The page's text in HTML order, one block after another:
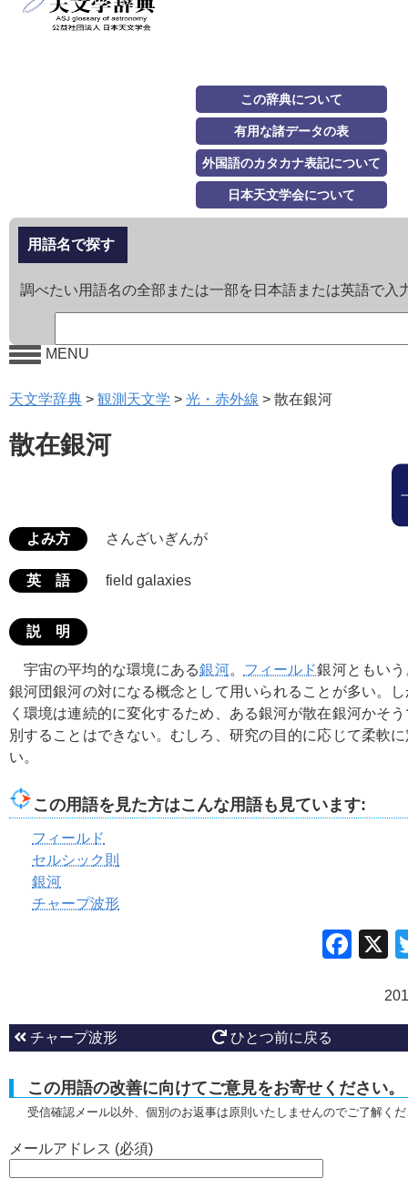
この辞典について
有用な諸データの表
外国語のカタカナ表記について
日本天文学会について
用語名で探す
調べたい用語名の全部または一部を日本語または英語で入
MENU
天文学辞典 > 観測天文学 > 光・赤外線 > 散在銀河
散在銀河
よみ方 さんざいぎんが
英 語 field galaxies
説 明
宇宙の平均的な環境にある銀河。 フィールド銀河ともい
銀河団銀河の対になる概念として用いられることが多い。
く環境は連続的に変化するため、ある銀河が散在銀河かそ
別することはできない。むしろ、研究の目的に応じて柔軟
い。
この用語を見た方はこんな用語も見ています:
フィールド
セルシック則
銀河
チャープ波形
チャープ波形 ひとつ前に戻る
この用語の改善に向けてご意見をお寄せください。
受信確認メール以外、個別のお返事は原則いたしませんのでご了解く
メールアドレス (必須)